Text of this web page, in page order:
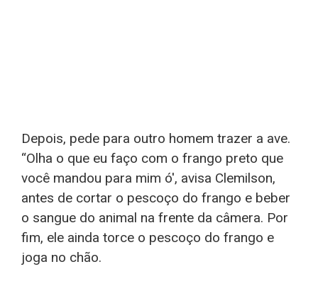
Depois, pede para outro homem trazer a ave.
“Olha o que eu faço com o frango preto que
você mandou para mim ó', avisa Clemilson,
antes de cortar o pescoço do frango e beber
o sangue do animal na frente da câmera. Por
fim, ele ainda torce o pescoço do frango e
joga no chão.